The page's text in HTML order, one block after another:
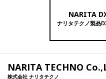
NARITA
ナリタテクノ製品
NARITA TECHNO
株式会社 ナリタテクノ